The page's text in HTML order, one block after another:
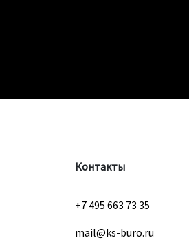
Контакты
+7 495 663 73 35
mail@ks-buro.ru